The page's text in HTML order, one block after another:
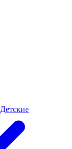
Детские